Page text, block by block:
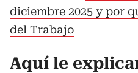
diciembre 2025 y por
del Trabajo
Aquí le